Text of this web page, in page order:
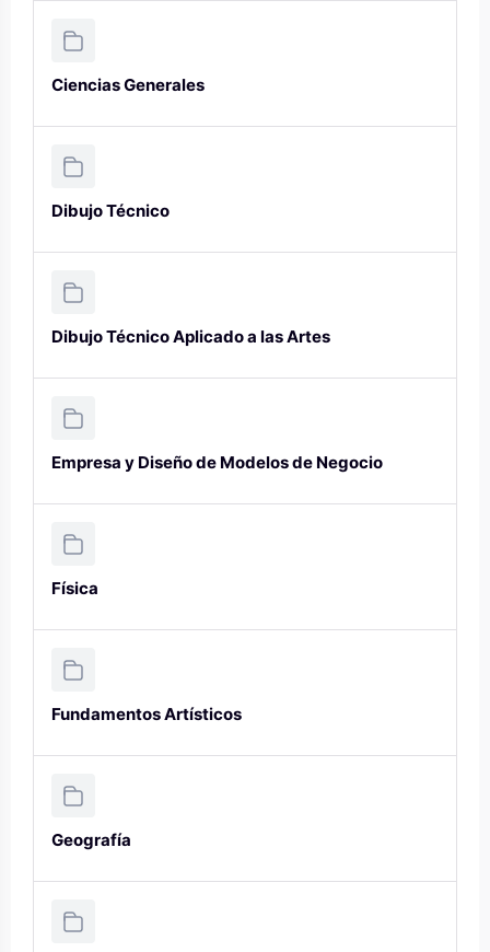
Ciencias Generales
Dibujo Técnico
Dibujo Técnico Aplicado a las Artes
Empresa y Diseño de Modelos de Negocio
Física
Fundamentos Artísticos
Geografía